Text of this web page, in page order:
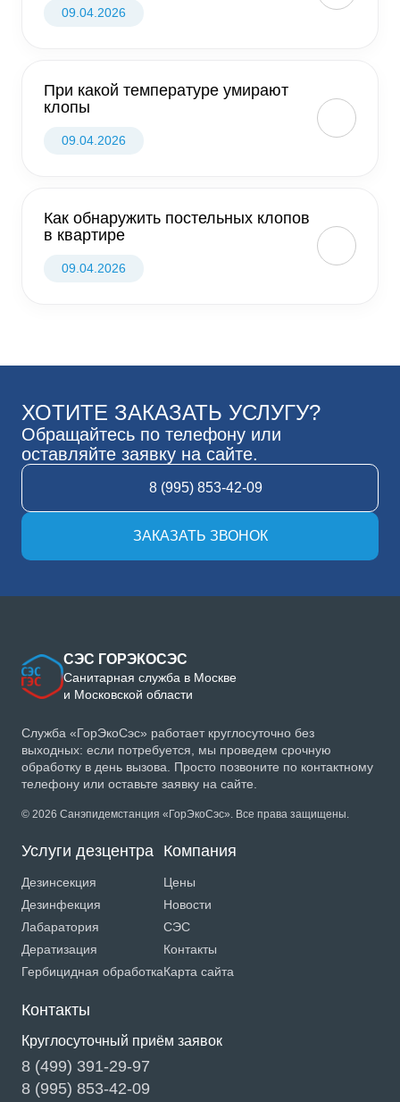
09.04.2026
При какой температуре умирают
клопы
09.04.2026
Как обнаружить постельных клопов
в квартире
09.04.2026
ХОТИТЕ ЗАКАЗАТЬ УСЛУГУ?
Обращайтесь по телефону или
оставляйте заявку на сайте.
8 (995) 853-42-09
ЗАКАЗАТЬ ЗВОНОК
СЭС ГОРЭКОСЭС
Санитарная служба в Москве
и Московской области
Служба «ГорЭкоСэс» работает круглосуточно без
выходных: если потребуется, мы проведем срочную
обработку в день вызова. Просто позвоните по контактному
телефону или оставьте заявку на сайте.
© 2026 Санэпидемстанция «ГорЭкоСэс». Все права защищены.
Услуги дезцентра
Дезинсекция
Дезинфекция
Лабаратория
Дератизация
Гербицидная обработка
Компания
Цены
Новости
СЭС
Контакты
Карта сайта
Контакты
Круглосуточный приём заявок
8 (499) 391-29-97
8 (995) 853-42-09